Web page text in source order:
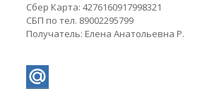
Сбер Карта: 4276160917998321
СБП по тел. 89002295799
Получатель: Елена Анатольевна Р.